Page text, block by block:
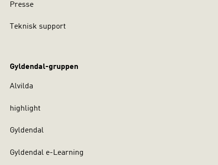
Presse
Teknisk support
Gyldendal-gruppen
Alvilda
highlight
Gyldendal
Gyldendal e-Learning